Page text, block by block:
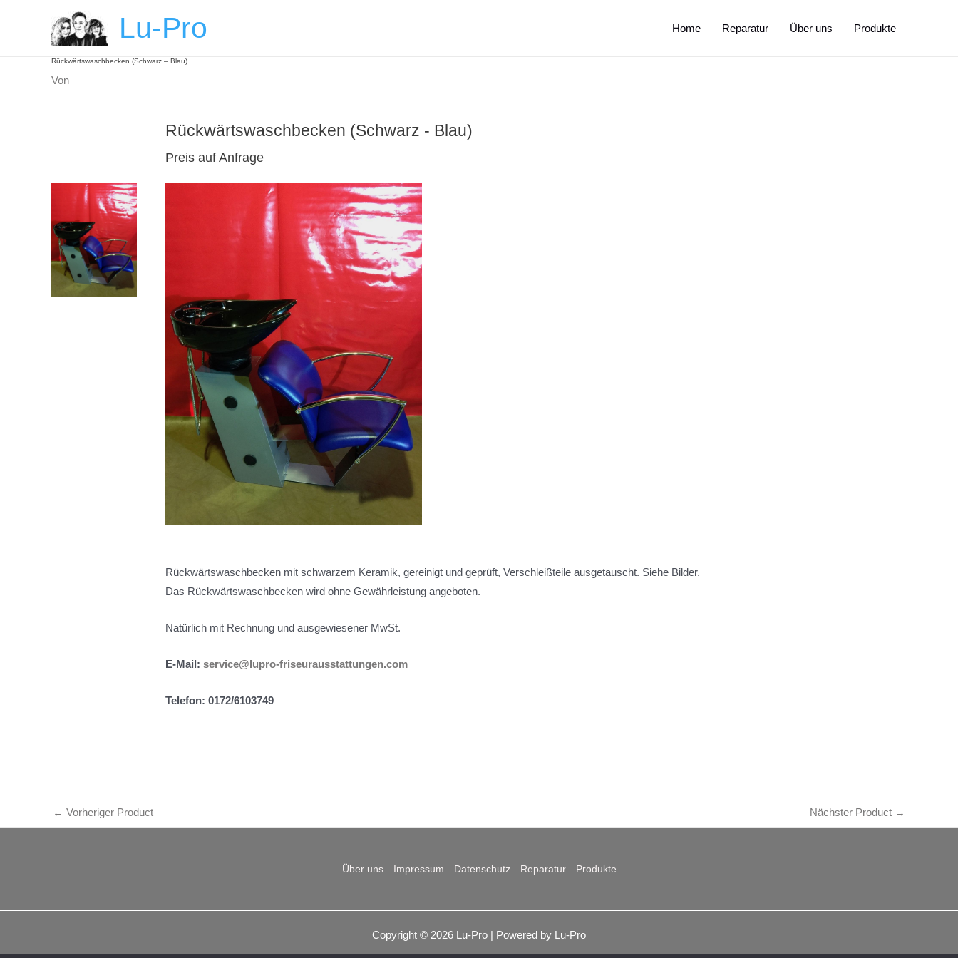
Lu-Pro Home Reparatur Über uns Produkte
Rückwärtswaschbecken (Schwarz – Blau)
Von
Rückwärtswaschbecken (Schwarz - Blau)
Preis auf Anfrage
Rückwärtswaschbecken mit schwarzem Keramik, gereinigt und geprüft, Verschleißteile ausgetauscht. Siehe Bilder.
Das Rückwärtswaschbecken wird ohne Gewährleistung angeboten.
Natürlich mit Rechnung und ausgewiesener MwSt.
E-Mail: service@lupro-friseurausstattungen.com
Telefon: 0172/6103749
navigation
← Vorheriger Product Nächster Product →
Über uns Impressum Datenschutz Reparatur Produkte
Copyright © 2026 Lu-Pro | Powered by Lu-Pro